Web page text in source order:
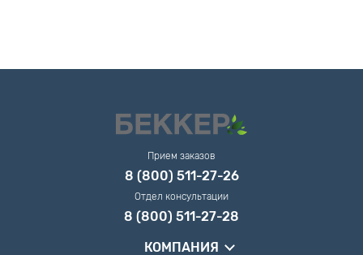
Прием заказов
8 (800) 511-27-26
Отдел консультации
8 (800) 511-27-28
КОМПАНИЯ